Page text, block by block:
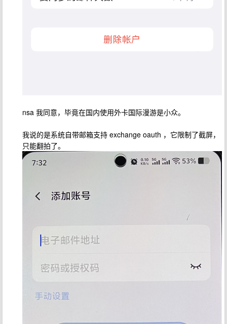
nsa 我同意，毕竟在国内使用外卡国际漫游是小众。
我说的是系统自带邮箱支持 exchange oauth ，它限制了截屏，
只能翻拍了。